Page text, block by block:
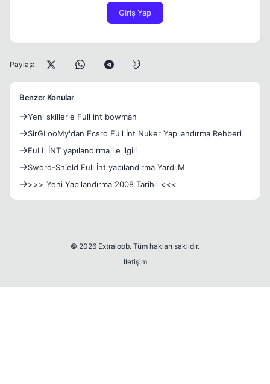
Giriş Yap
Paylaş:
Benzer Konular
Yeni skillerle Full int bowman
SirGLooMy'dan Ecsro Full İnt Nuker Yapılandırma Rehberi
FuLL İNT yapılandırma ile ilgili
Sword-Shield Full İnt yapılandırma YardııM
>>> Yeni Yapılandırma 2008 Tarihli <<<
© 2026 Extraloob. Tüm hakları saklıdır.
İletişim